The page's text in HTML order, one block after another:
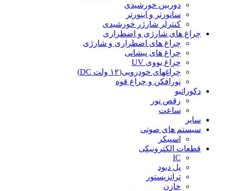
دوربین خورشیدی
سانورتر و اینورتر
کنترلر شارژر خورشیدی
چراغ های شارژی و اضطراری
چراغ های اضطراری و شارژی
چراغ های پیشانی
چراغ یووی UV
چراغهای خودرویی(۱۲ ولت DC)
نورافکن و چراغ قوه
دکوراتیو
رقص نور
ساعت
سایر
سیستم های صوتی
اسپیکر
قطعات الکترونیکی
IC
پل دیود
ترانزیستور
خازن